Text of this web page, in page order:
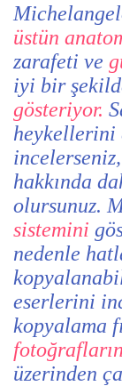
üstün
zarafeti ve
iyi bir
gösteriyor.
incelerseniz,
hakkında
olursunuz.
sistemini
nedenle
eserlerini
kopyalama
üzerinden